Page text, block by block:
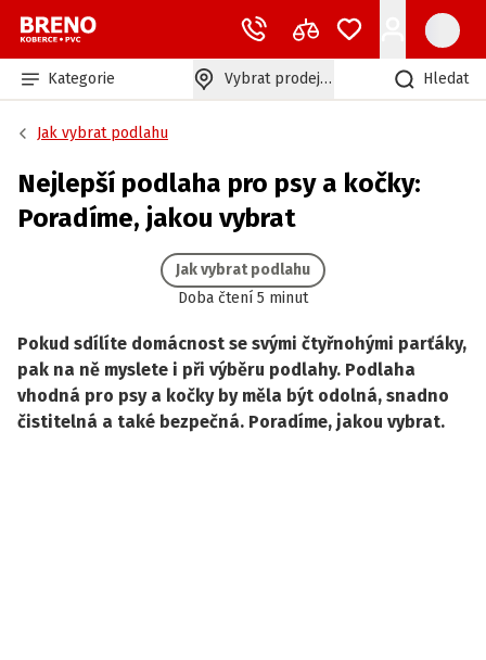
Kategorie Vybrat prodejnu Hledat
Jak vybrat podlahu
Nejlepší podlaha pro psy a kočky:
Poradíme, jakou vybrat
Doba čtení 5 minut
Jak vybrat podlahu
Pokud sdílíte domácnost se svými čtyřnohými parťáky,
pak na ně myslete i při výběru podlahy. Podlaha
vhodná pro psy a kočky by měla být odolná, snadno
čistitelná a také bezpečná. Poradíme, jakou vybrat.